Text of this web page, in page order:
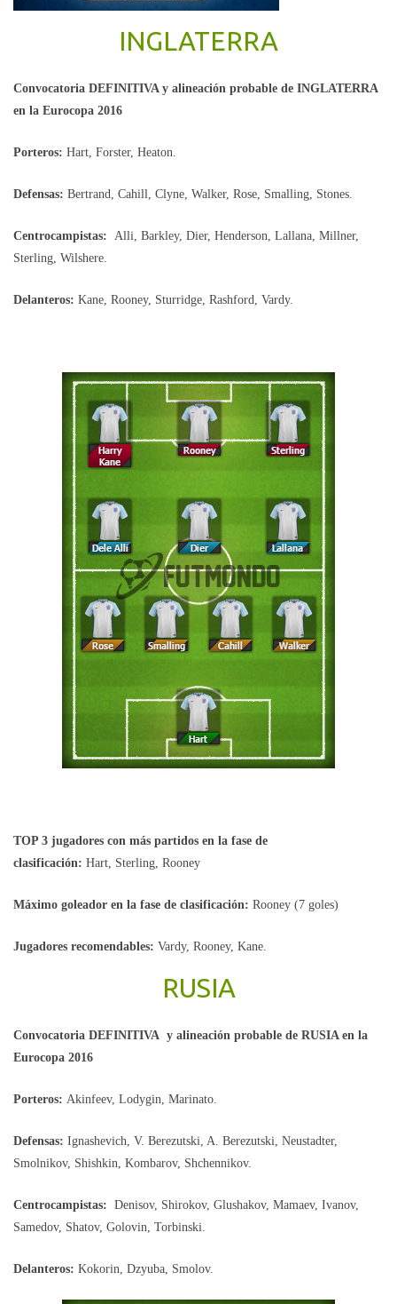
INGLATERRA
Convocatoria DEFINITIVA y alineación probable de INGLATERRA
en la Eurocopa 2016
Porteros: Hart, Forster, Heaton.
Defensas: Bertrand, Cahill, Clyne, Walker, Rose, Smalling, Stones.
Centrocampistas: Alli, Barkley, Dier, Henderson, Lallana, Millner,
Sterling, Wilshere.
Delanteros: Kane, Rooney, Sturridge, Rashford, Vardy.
TOP 3 jugadores con más partidos en la fase de
clasificación: Hart, Sterling, Rooney
Máximo goleador en la fase de clasificación: Rooney (7 goles)
Jugadores recomendables: Vardy, Rooney, Kane.
RUSIA
Convocatoria DEFINITIVA y alineación probable de RUSIA en la
Eurocopa 2016
Porteros: Akinfeev, Lodygin, Marinato.
Defensas: Ignashevich, V. Berezutski, A. Berezutski, Neustadter,
Smolnikov, Shishkin, Kombarov, Shchennikov.
Centrocampistas: Denisov, Shirokov, Glushakov, Mamaev, Ivanov,
Samedov, Shatov, Golovin, Torbinski.
Delanteros: Kokorin, Dzyuba, Smolov.